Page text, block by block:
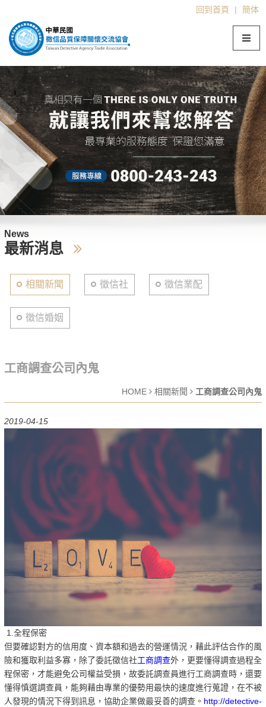
回到首頁 | 簡体
News
最新消息
相關新聞 徵信社 徵信業配
徵信婚姻
工商調查公司內鬼
HOME 相關新聞 工商調查公司內鬼
2019-04-15
1.全程保密
但要確認對方的信用度、資本額和過去的營運情況，藉此評估合作的風
險和獲取利益多寡，除了委託徵信社工商調查外，更要懂得調查過程全
程保密，才能避免公司權益受損，故委託調查員進行工商調查時，還要
懂得慎選調查員，能夠藉由專業的優勢用最快的速度進行蒐證，在不被
人發現的情況下得到訊息，協助企業做最妥善的調查。 http://detective-